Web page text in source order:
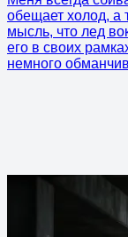
обещает холод, а
мысль, что лед
его в своих
немного